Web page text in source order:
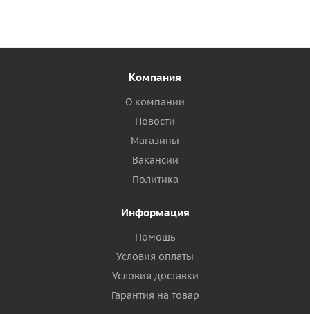
Компания
О компании
Новости
Магазины
Вакансии
Политика
Информация
Помощь
Условия оплаты
Условия доставки
Гарантия на товар